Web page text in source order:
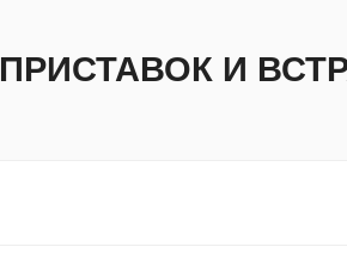
ПРИСТАВОК И